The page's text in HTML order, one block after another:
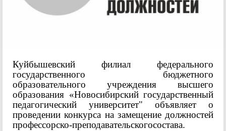
Куйбышевский филиал федерального
государственного бюджетного
образовательного учреждения высшего
образования «Новосибирский государственный
педагогический университет" объявляет о
проведении конкурса на замещение должностей
профессорско-преподавательскогосостава.